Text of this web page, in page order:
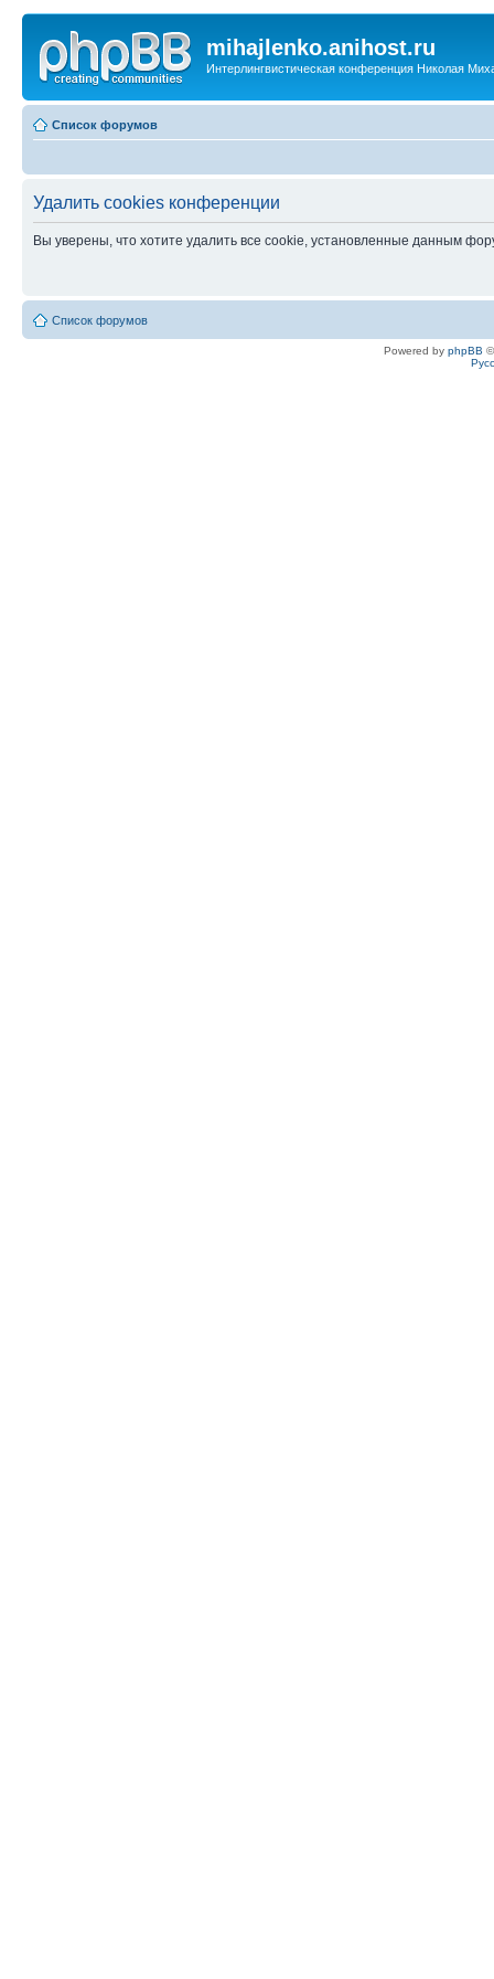
mihajlenko.anihost.ru
Интерлингвистическая конференция Николая
Список форумов
Удалить cookies конференции
Вы уверены, что хотите удалить все cookie, установленные данным
Список форумов
Powered by phpBB